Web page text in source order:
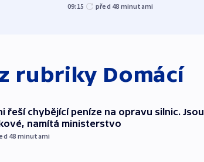
09:15 před 48 minutami
rubriky Domácí
řeší chybějící peníze na opravu silnic. Jsou
namítá ministerstvo
48 minutami